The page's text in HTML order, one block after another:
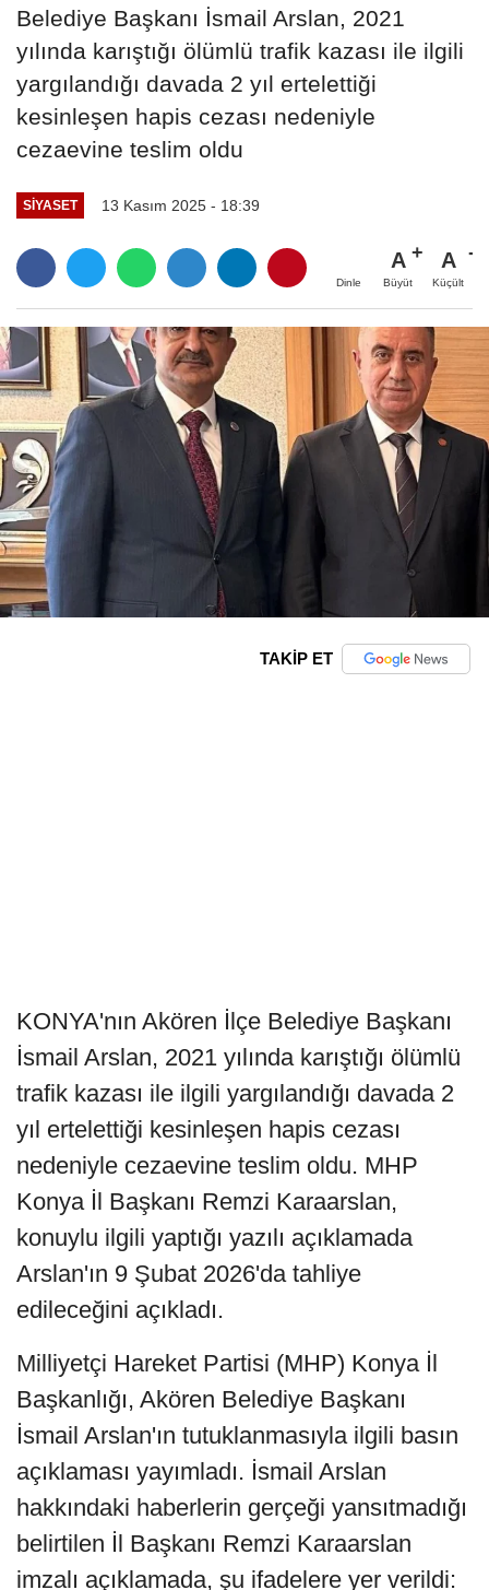
Belediye Başkanı İsmail Arslan, 2021
yılında karıştığı ölümlü trafik kazası ile ilgili
yargılandığı davada 2 yıl ertelettiği
kesinleşen hapis cezası nedeniyle
cezaevine teslim oldu
SIYASET 13 Kasım 2025 - 18:39
Dinle
A
Büyüt
A
Küçült
TAKİP ET
KONYA'nın Akören İlçe Belediye Başkanı
İsmail Arslan, 2021 yılında karıştığı ölümlü
trafik kazası ile ilgili yargılandığı davada 2
yıl ertelettiği kesinleşen hapis cezası
nedeniyle cezaevine teslim oldu. MHP
Konya İl Başkanı Remzi Karaarslan,
konuylu ilgili yaptığı yazılı açıklamada
Arslan'ın 9 Şubat 2026'da tahliye
edileceğini açıkladı.
Milliyetçi Hareket Partisi (MHP) Konya İl
Başkanlığı, Akören Belediye Başkanı
İsmail Arslan'ın tutuklanmasıyla ilgili basın
açıklaması yayımladı. İsmail Arslan
hakkındaki haberlerin gerçeği yansıtmadığı
belirtilen İl Başkanı Remzi Karaarslan
imzalı açıklamada, şu ifadelere yer verildi: